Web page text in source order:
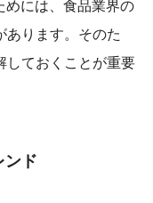
めには、食品業界の
あります。そのた
しておくことが重要
ンド